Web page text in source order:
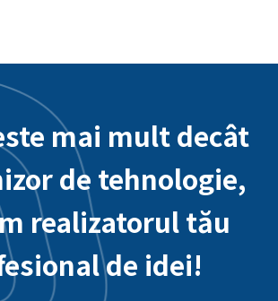
mai mult decât
de tehnologie,
realizatorul tău
de idei!